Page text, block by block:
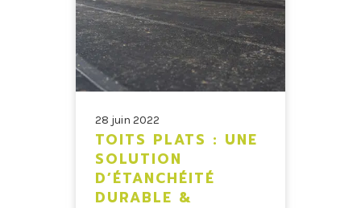
28 juin 2022
TOITS PLATS : UNE
SOLUTION
D’ÉTANCHÉITÉ
DURABLE &